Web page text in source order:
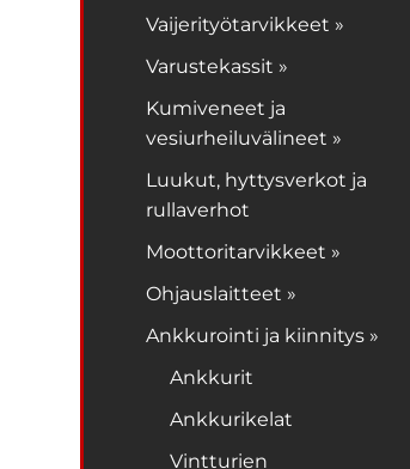
Vaijerityötarvikkeet »
Varustekassit »
Kumiveneet ja
vesiurheiluvälineet »
Luukut, hyttysverkot ja
rullaverhot
Moottoritarvikkeet »
Ohjauslaitteet »
Ankkurointi ja kiinnitys »
Ankkurit
Ankkurikelat
Vintturien